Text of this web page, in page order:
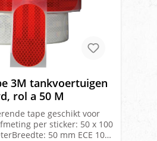
3M tankvoertuigen
rol a 50 M
tape geschikt voor
per sticker: 50 x 100
50 mm ECE 104